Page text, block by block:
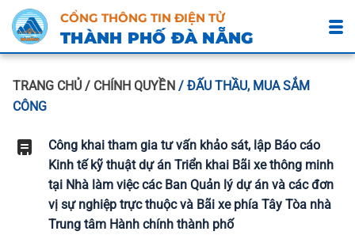
CỔNG THÔNG TIN ĐIỆN TỬ
THÀNH PHỐ ĐÀ NẴNG
TRANG CHỦ / CHÍNH QUYỀN / ĐẤU THẦU, MUA SẮM
CÔNG
Công khai tham gia tư vấn khảo sát, lập Báo cáo
Kinh tế kỹ thuật dự án Triển khai Bãi xe thông minh
tại Nhà làm việc các Ban Quản lý dự án và các đơn
vị sự nghiệp trực thuộc và Bãi xe phía Tây Tòa nhà
Trung tâm Hành chính thành phố